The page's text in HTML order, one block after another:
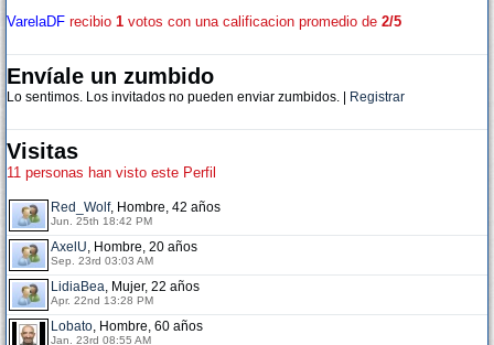
VarelaDF recibio 1 votos con una calificacion promedio de 2/5
Envíale un zumbido
Lo sentimos. Los invitados no pueden enviar zumbidos. | Registrar
Visitas
11 personas han visto este Perfil
Red_Wolf, Hombre, 42 años
Jun. 25th 18:42 PM
AxelU, Hombre, 20 años
Sep. 23rd 03:03 AM
LidiaBea, Mujer, 22 años
Apr. 22nd 13:28 PM
Lobato, Hombre, 60 años
Jan. 23rd 08:55 AM